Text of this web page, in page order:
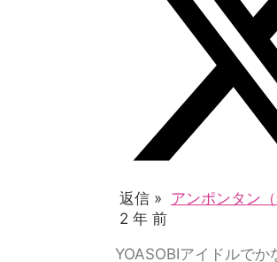
返信 » アンポンタン（
2 年 前
YOASOBIアイドルでか